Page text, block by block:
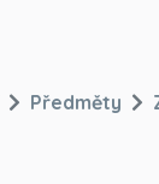
Předměty